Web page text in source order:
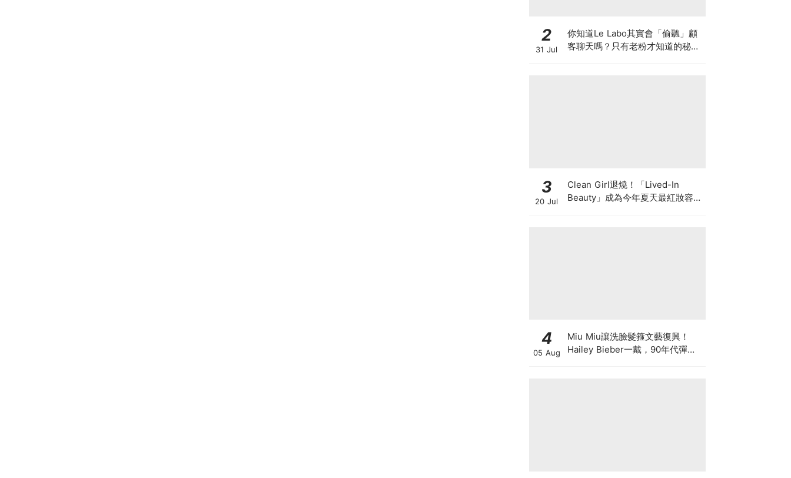
2
31 Jul
你知道Le Labo其實會「偷聽」顧
客聊天嗎？只有老粉才知道的秘密
3
20 Jul
Clean Girl退燒！「Lived-In
Beauty」成為今年夏天最紅妝容，
4
05 Aug
Miu Miu讓洗臉髮箍文藝復興！
Hailey Bieber一戴，90年代彈簧